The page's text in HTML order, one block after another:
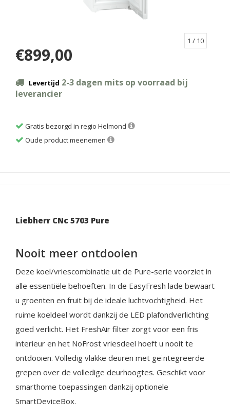
1 / 10
€899,00
Levertijd 2-3 dagen mits op voorraad bij
leverancier
Gratis bezorgd in regio Helmond
Oude product meenemen
Liebherr CNc 5703 Pure
Nooit meer ontdooien
Deze koel/vriescombinatie uit de Pure-serie voorziet in
alle essentiële behoeften. In de EasyFresh lade bewaart
u groenten en fruit bij de ideale luchtvochtigheid. Het
ruime koeldeel wordt dankzij de LED plafondverlichting
goed verlicht. Het FreshAir filter zorgt voor een fris
interieur en het NoFrost vriesdeel hoeft u nooit te
ontdooien. Volledig vlakke deuren met geïntegreerde
grepen over de volledige deurhoogtes. Geschikt voor
smarthome toepassingen dankzij optionele
SmartDeviceBox.